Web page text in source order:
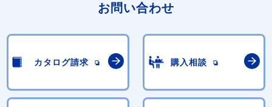
お問い合わせ
カタログ請求 購入相談